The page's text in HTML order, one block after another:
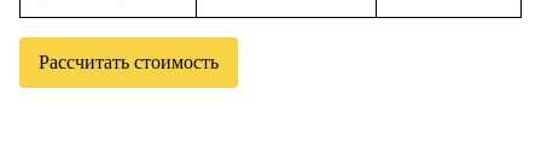
Рассчитать стоимость